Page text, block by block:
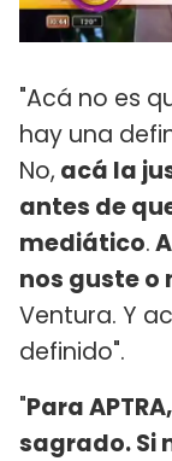
"Acá no es
hay una
No, acá la
antes de
mediático.
nos guste o
Ventura. Y
definido".
"Para
sagrado. Si